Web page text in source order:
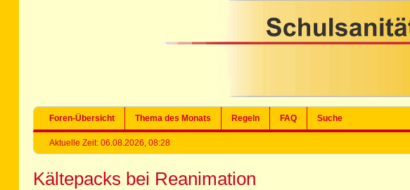
Foren-Übersicht Thema des Monats Regeln FAQ Suche
Aktuelle Zeit: 06.08.2026, 08:28
Kältepacks bei Reanimation